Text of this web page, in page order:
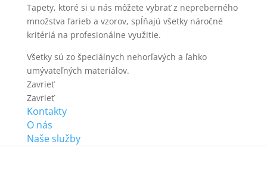
Tapety, ktoré si u nás môžete vybrať z nepreberného
množstva farieb a vzorov, spĺňajú všetky náročné
kritériá na profesionálne využitie.
Všetky sú zo špeciálnych nehorľavých a ľahko
umývateľných materiálov.
Zavrieť
Zavrieť
Kontakty
O nás
Naše služby